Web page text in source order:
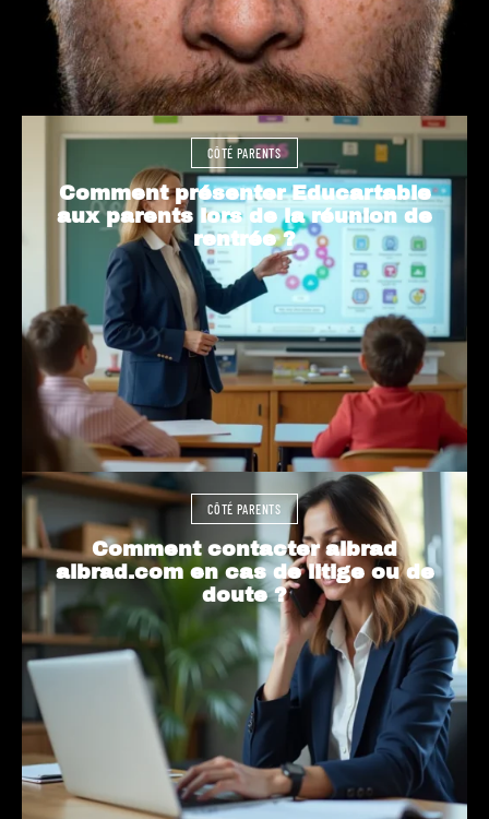
CÔTÉ PARENTS
Comment présenter Educartable
aux parents lors de la réunion de
rentrée ?
CÔTÉ PARENTS
Comment contacter albrad
albrad.com en cas de litige ou de
doute ?